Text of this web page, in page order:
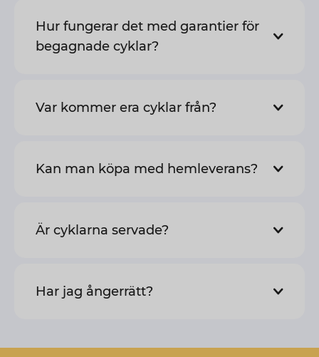
Hur fungerar det med garantier för
begagnade cyklar?
Var kommer era cyklar från?
Kan man köpa med hemleverans?
Är cyklarna servade?
Har jag ångerrätt?